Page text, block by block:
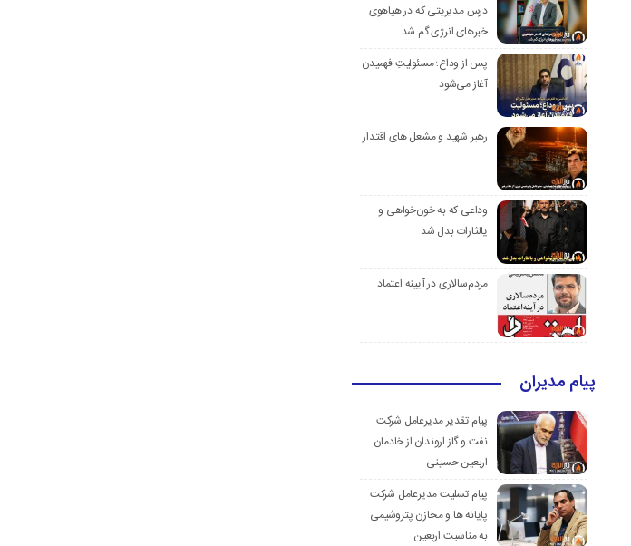
درس مدیریتی که در هیاهوی
خبرهای انرژی گم شد
پس از وداع؛ مسئولیتِ فهمیدن
آغاز می‌شود
رهبر شهید و مشعل های اقتدار
وداعی که به خون‌خواهی و
یالثارات بدل شد
مردم‌سالاری در آیینه اعتماد
پیام مدیران
پیام تقدیر مدیرعامل شركت
نفت و گاز اروندان از خادمان
اربعین حسینی
پیام تسلیت مدیرعامل شرکت
پایانه ها و مخازن پتروشیمی
به مناسبت اربعین